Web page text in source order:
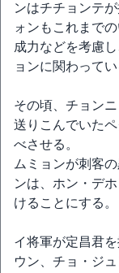
ンはチチョンテ
ォンもこれまで
成力などを考慮
ョンに関わってい
その頃、チョン
送りこんでいた
べさせる。
ムミョンが刺客
ンは、ホン・デ
けることにする。
イ将軍が定昌君
ウン、チョ・ジ